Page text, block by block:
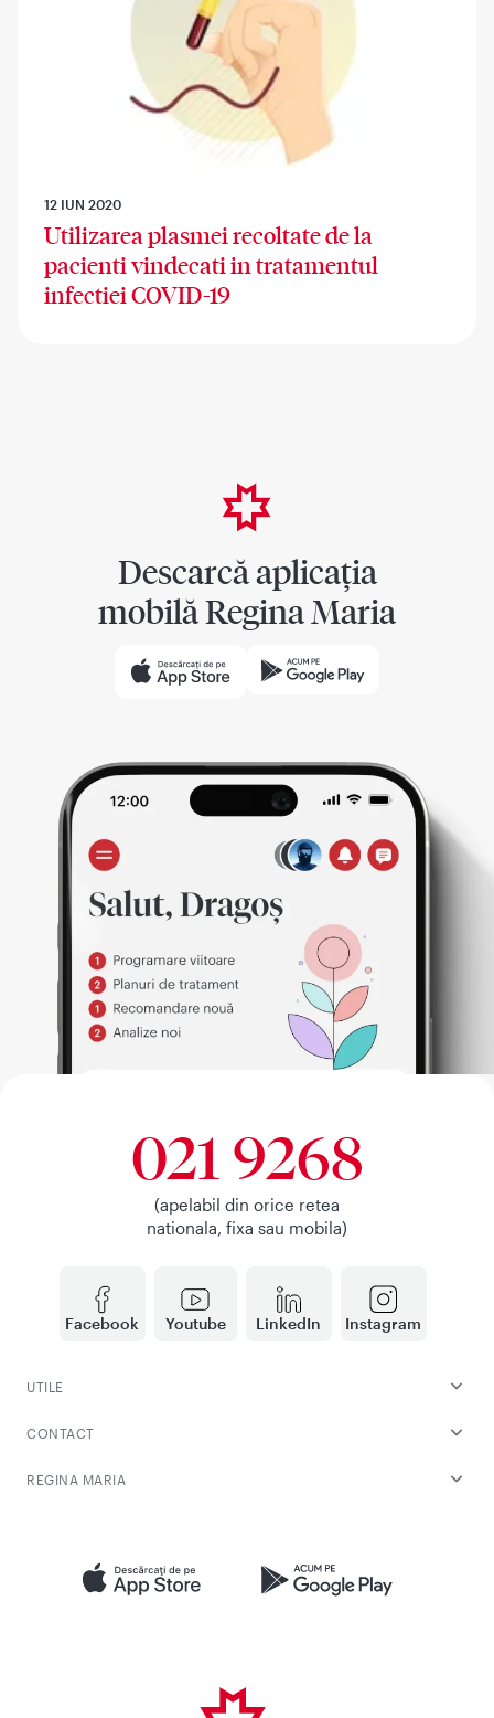
12 IUN 2020
Utilizarea plasmei recoltate de la
pacienti vindecati in tratamentul
infectiei COVID-19
Descarcă aplicația
mobilă Regina Maria
Facebook Youtube LinkedIn Instagram
021 9268
(apelabil din orice retea
nationala, fixa sau mobila)
UTILE
CONTACT
REGINA MARIA